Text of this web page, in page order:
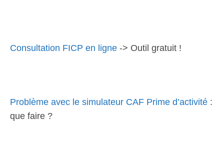
Consultation FICP en ligne -> Outil gratuit !
Problème avec le simulateur CAF Prime d’activité :
que faire ?